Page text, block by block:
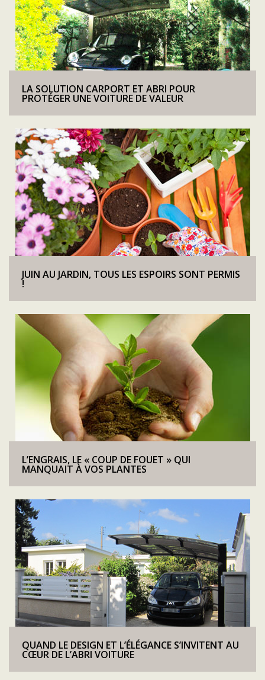
LA SOLUTION CARPORT ET ABRI POUR
PROTÉGER UNE VOITURE DE VALEUR
JUIN AU JARDIN, TOUS LES ESPOIRS SONT PERMIS
!
L’ENGRAIS, LE « COUP DE FOUET » QUI
MANQUAIT À VOS PLANTES
QUAND LE DESIGN ET L’ÉLÉGANCE S’INVITENT AU
CŒUR DE L’ABRI VOITURE